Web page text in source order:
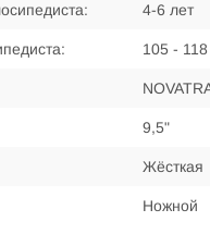
4-6 лет
105 -
9,5"
Жёсткая
Ножной